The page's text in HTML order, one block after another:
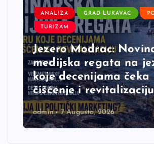
ANALIZA GRAD LUKAVAC
TURIZAM
Jezero Modrac:
medijska regata na
koje decenijama čeka
čišćenje i revitalizaciju
admin 7 Augusta, 2026